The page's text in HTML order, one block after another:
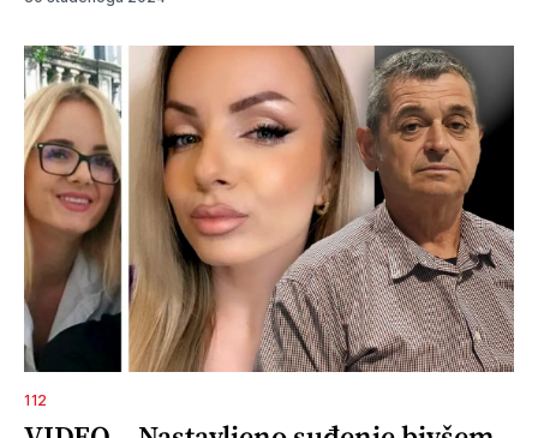
112